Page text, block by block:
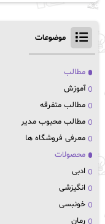
موضوعات
مطالب
آموزش
مطالب متفرقه
مطالب محبوب مدیر
معرفی فروشگاه ها
محصولات
ادبی
انگیزشی
خونبسی
رمان